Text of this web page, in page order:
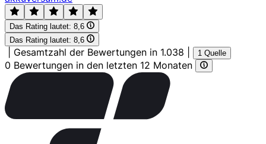
Das Rating lautet: 8,6
Das Rating lautet: 8,6
Gesamtzahl der Bewertungen in 1.038 1 Quelle
0 Bewertungen in den letzten 12 Monaten